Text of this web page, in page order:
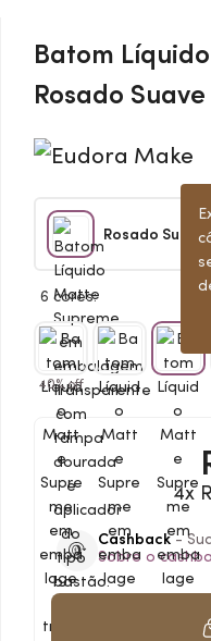
Batom
Rosado
Rosado Suave
6 cores:
40% off
4x
Cashback-
Sobre o